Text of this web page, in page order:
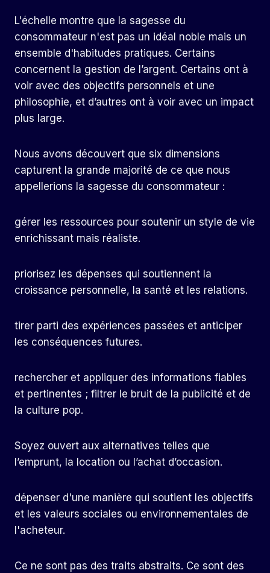
L'échelle montre que la sagesse du
consommateur n'est pas un idéal noble mais un
ensemble d'habitudes pratiques. Certains
concernent la gestion de l’argent. Certains ont à
voir avec des objectifs personnels et une
philosophie, et d’autres ont à voir avec un impact
plus large.
Nous avons découvert que six dimensions
capturent la grande majorité de ce que nous
appellerions la sagesse du consommateur :
gérer les ressources pour soutenir un style de vie
enrichissant mais réaliste.
priorisez les dépenses qui soutiennent la
croissance personnelle, la santé et les relations.
tirer parti des expériences passées et anticiper
les conséquences futures.
rechercher et appliquer des informations fiables
et pertinentes ; filtrer le bruit de la publicité et de
la culture pop.
Soyez ouvert aux alternatives telles que
l’emprunt, la location ou l’achat d’occasion.
dépenser d'une manière qui soutient les objectifs
et les valeurs sociales ou environnementales de
l'acheteur.
Ce ne sont pas des traits abstraits. Ce sont des